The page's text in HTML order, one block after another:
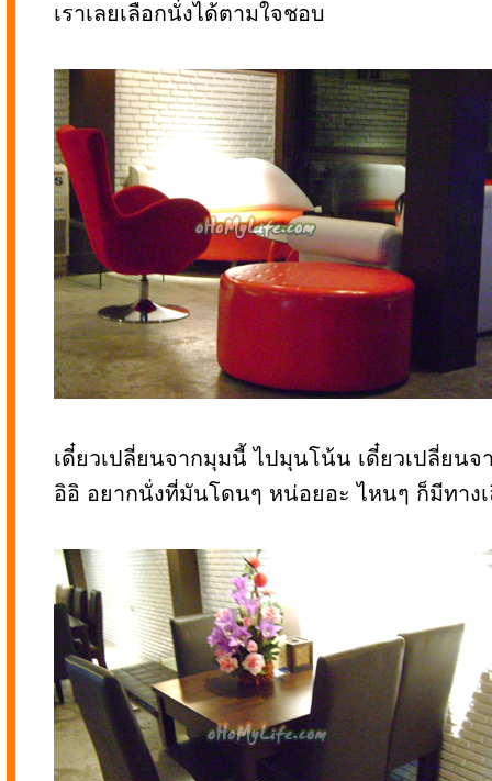
เราเลยเลือกนั่งได้ตามใจชอบ
เดี๋ยวเปลี่ยนจากมุมนี้ ไปมุนโน้น เดี๋ยวเปลี่ยน
อิอิ อยากนั่งที่มันโดนๆ หน่อยอะ ไหนๆ ก็มีทาง